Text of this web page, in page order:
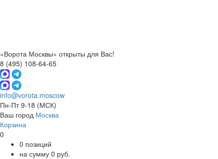
«Ворота Москвы» открыты для Вас!
8 (495) 108-64-65
info@vorota.moscow
Пн-Пт 9-18 (МСК)
Ваш город Москва
Корзина
0
0 позиций
на сумму 0 руб.